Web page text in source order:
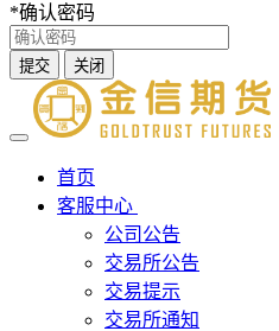
*确认密码
提交 关闭
首页
客服中心
公司公告
交易所公告
交易提示
交易所通知